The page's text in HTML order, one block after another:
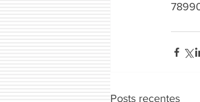
Posts recentes